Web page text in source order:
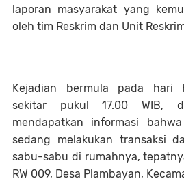
laporan masyarakat yang
oleh tim Reskrim dan Unit
Kejadian bermula pada hari
sekitar pukul 17.00 WIB,
mendapatkan informasi
sedang melakukan transaksi
sabu-sabu di rumahnya,
RW 009, Desa Plambayan,